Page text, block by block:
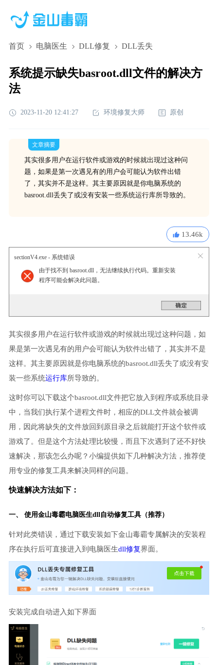
首页 电脑医生 DLL修复 DLL丢失
系统提示缺失basroot.dll文件的解决方
法
2023-11-20 12:41:27 环境修复大师 原创
文章摘要
其实很多用户在运行软件或游戏的时候就出现过这种问
题，如果是第一次遇见有的用户会可能认为软件出错
了，其实并不是这样。其主要原因就是你电脑系统的
basroot.dll丢失了或没有安装一些系统运行库所导致的。
13.46k
sectionV4.exe - 系统错误
由于找不到 basroot.dll，无法继续执行代码。重新安装
程序可能会解决此问题。
其实很多用户在运行软件或游戏的时候就出现过这种问题，如
果是第一次遇见有的用户会可能认为软件出错了，其实并不是
这样。其主要原因就是你电脑系统的basroot.dll丢失了或没有安
装一些系统运行库所导致的。
这时你可以下载这个basroot.dll文件把它放入到程序或系统目录
中，当我们执行某个进程文件时，相应的DLL文件就会被调
用，因此将缺失的文件放回到原目录之后就能打开这个软件或
游戏了。但是这个方法处理比较慢，而且下次遇到了还不好快
速解决，那该怎么办呢？小编提供如下几种解决方法，推荐使
用专业的修复工具来解决同样的问题。
快速解决方法如下：
一、 使用金山毒霸电脑医生dll自动修复工具（推荐）
针对此类错误，通过下载安装如下金山毒霸专属解决的安装程
序在执行后可直接进入到电脑医生dll修复界面。
安装完成自动进入如下界面